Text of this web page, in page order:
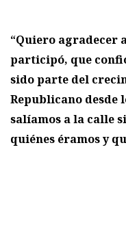
“Quiero agradecer
participó, que
sido parte del
Republicano desde
salíamos a la calle
quiénes éramos y